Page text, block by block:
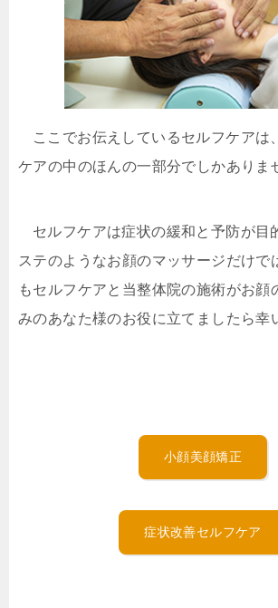
ここでお伝えしているセルフケアは
ケアの中のほんの一部分でしかありま
セルフケアは症状の緩和と予防が目
ステのようなお顔のマッサージだけで
もセルフケアと当整体院の施術がお顔
みのあなた様のお役に立てましたら幸
小顔美顔矯正
症状改善セルフケア